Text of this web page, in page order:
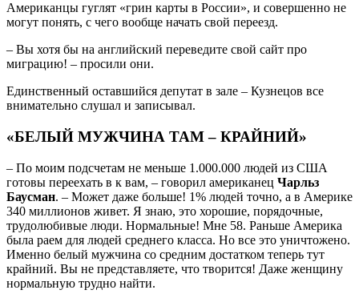
Американцы гуглят «грин карты в России», и совершенно не
могут понять, с чего вообще начать свой переезд.
– Вы хотя бы на английский переведите свой сайт про
миграцию! – просили они.
Единственный оставшийся депутат в зале – Кузнецов все
внимательно слушал и записывал.
«БЕЛЫЙ МУЖЧИНА ТАМ – КРАЙНИЙ»
– По моим подсчетам не меньше 1.000.000 людей из США
готовы переехать в к вам, – говорил американец Чарльз
Баусман. – Может даже больше! 1% людей точно, а в Америке
340 миллионов живет. Я знаю, это хорошие, порядочные,
трудолюбивые люди. Нормальные! Мне 58. Раньше Америка
была раем для людей среднего класса. Но все это уничтожено.
Именно белый мужчина со средним достатком теперь тут
крайний. Вы не представляете, что творится! Даже женщину
нормальную трудно найти.